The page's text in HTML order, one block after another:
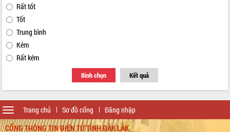
Rất tốt
Tốt
Trung bình
Kém
Rất kém
Bình chọn Kết quả
Trang chủ Sơ đồ cổng Đăng nhập
Toggle
navigation
CỔNG THÔNG TIN ĐIỆN TỬ TỈNH ĐẮK LẮK